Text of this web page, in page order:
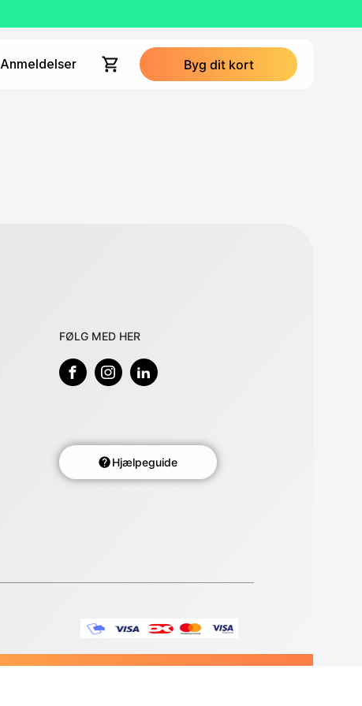
Anmeldelser Byg dit kort
FØLG MED HER
Hjælpeguide